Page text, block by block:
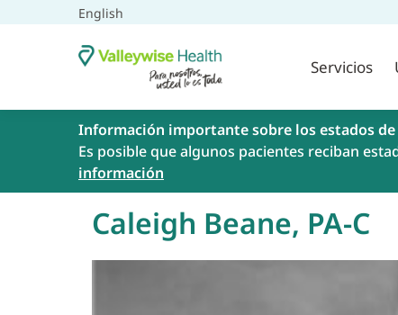
English
Servicios
Información importante sobre los estados
Es posible que algunos pacientes reciban
información
Caleigh Beane, PA-C